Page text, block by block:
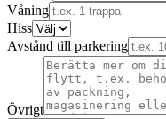
Våning
Hiss
Avstånd till parkering
Övrigt